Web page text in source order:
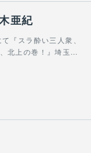
亜紀
スラ酔い三人衆、
北上の巻！』埼玉…